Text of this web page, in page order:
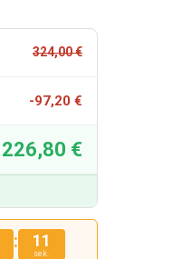
324,00 €
-97,20 €
226,80 €
: 09
sek.